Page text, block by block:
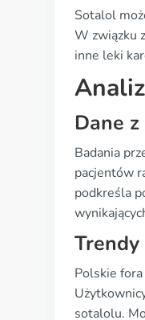
Sotalol
W związku
inne leki
Dane
Badania
pacjentów
podkreśla
Polskie
sotalolu.